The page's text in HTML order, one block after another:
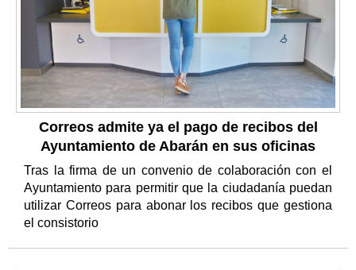
Correos admite ya el pago de recibos del
Ayuntamiento de Abarán en sus oficinas
Tras la firma de un convenio de colaboración con el
Ayuntamiento para permitir que la ciudadanía puedan
utilizar Correos para abonar los recibos que gestiona
el consistorio